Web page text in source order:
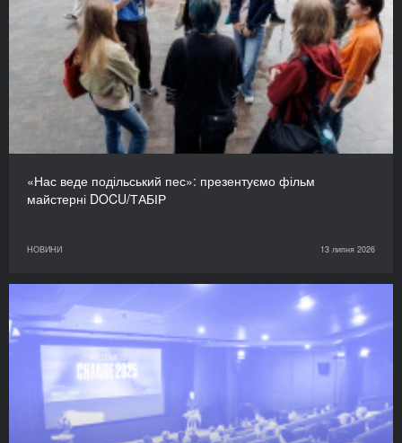
«Нас веде подільський пес»: презентуємо фільм
майстерні DOCU/ТАБІР
НОВИНИ 13 липня 2026